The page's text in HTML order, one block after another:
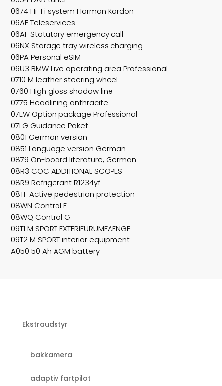
0674 Hi-Fi system Harman Kardon
06AE Teleservices
06AF Statutory emergency call
06NX Storage tray wireless charging
06PA Personal eSIM
06U3 BMW Live operating area Professional
0710 M leather steering wheel
0760 High gloss shadow line
0775 Headlining anthracite
07EW Option package Professional
07LG Guidance Paket
0801 German version
0851 Language version German
0879 On-board literature, German
08R3 COC ADDITIONAL SCOPES
08R9 Refrigerant R1234yf
08TF Active pedestrian protection
08WN Control E
08WQ Control G
09T1 M SPORT EXTERIEURUMFAENGE
09T2 M SPORT interior equipment
A050 50 Ah AGM battery
Ekstraudstyr
bakkamera
adaptiv fartpilot